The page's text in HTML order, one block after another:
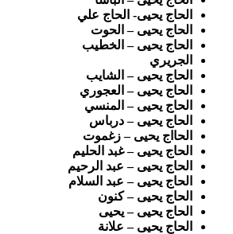
الحاج يحيى- الحاج علي
الحاج يحيى – الحوت
الحاج يحيى – الخطيب
الجريري
الحاج يحيى – الشايب
الحاج يحيى – العجوري
الحاج يحيى – المنسي
الحاج يحيى – درباس
الحااج يحيى – زغموت
الحاج يحيى – غبد الحليم
الحاج يحيى – عبد الرحيم
الحاج يحيى – عبد السلام
الحاج يحيى – كنون
الحاج يحيى – يحيى
الحاج يحيى – علانة